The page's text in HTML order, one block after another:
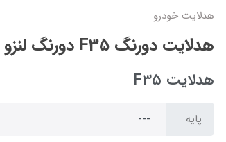
هدلایت خودرو
هدلایت دورنگ F35 دورنگ لنزو 3000/6000 کلوین
هدلایت F35
پایه